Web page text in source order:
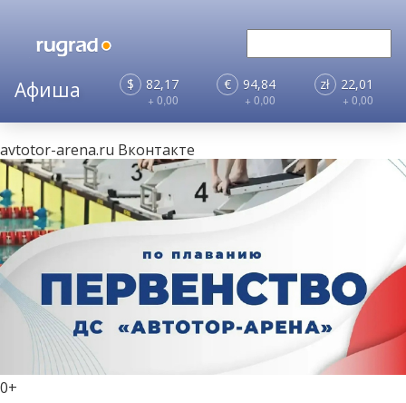
$ 82,17
+ 0,00
€ 94,84
+ 0,00
zł 22,01
+ 0,00
0+
avtotor-arena.ru Вконтакте